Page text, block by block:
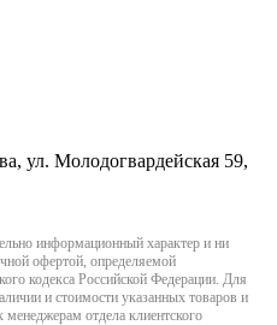
ул. Молодогвардейская 59,
информационный характер и ни
офертой, определяемой
кодекса Российской Федерации. Для
и стоимости указанных товаров и
менеджерам отдела клиентского